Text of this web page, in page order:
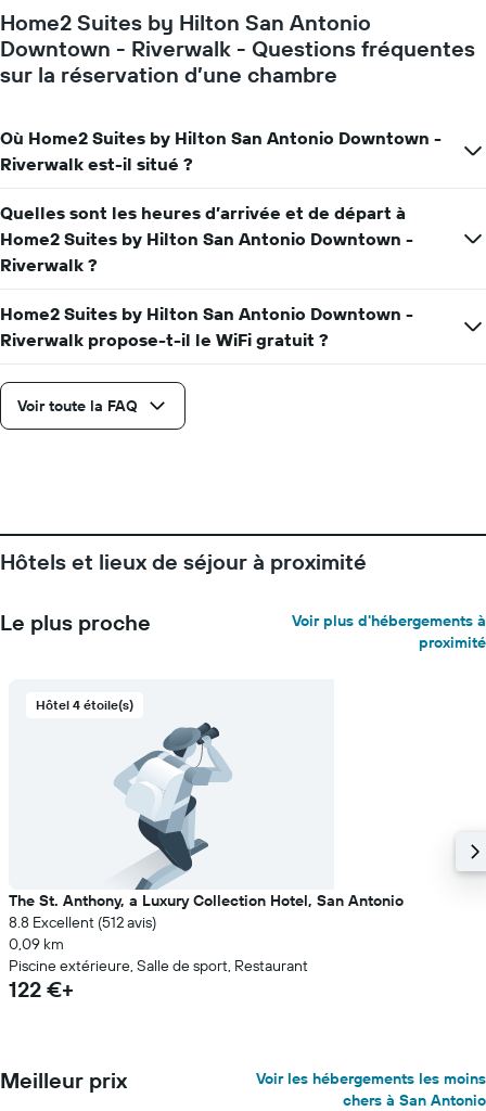
Home2 Suites by Hilton San Antonio
Downtown - Riverwalk - Questions fréquentes
sur la réservation d’une chambre
Où Home2 Suites by Hilton San Antonio Downtown -
Riverwalk est-il situé ?
Quelles sont les heures d’arrivée et de départ à
Home2 Suites by Hilton San Antonio Downtown -
Riverwalk ?
Home2 Suites by Hilton San Antonio Downtown -
Riverwalk propose-t-il le WiFi gratuit ?
Voir toute la FAQ
Hôtels et lieux de séjour à proximité
Le plus proche
Voir plus d'hébergements à
proximité
Hôtel 4 étoile(s)
The St. Anthony, a Luxury Collection Hotel, San Antonio
8.8 Excellent (512 avis)
0,09 km
Piscine extérieure, Salle de sport, Restaurant
122 €+
Meilleur prix
Voir les hébergements les moins
chers à San Antonio